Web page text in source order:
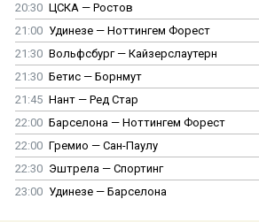
20:30 ЦСКА — Ростов
21:00 Удинезе — Ноттингем Форест
21:30 Вольфсбург — Кайзерслаутерн
21:30 Бетис — Борнмут
21:45 Нант — Ред Стар
22:00 Барселона — Ноттингем Форест
22:00 Гремио — Сан-Паулу
22:30 Эштрела — Спортинг
23:00 Удинезе — Барселона